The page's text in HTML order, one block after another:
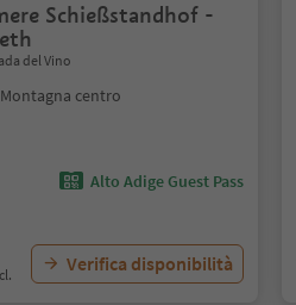
Schießstandhof -
del Vino
centro
Alto Adige Guest Pass
Verifica disponibilità